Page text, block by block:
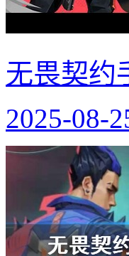
无畏契约
2025-08-